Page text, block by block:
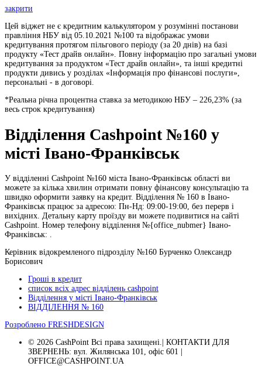
закрити
Цей віджет не є кредитним калькулятором у розумінні постанови
правління НБУ від 05.10.2021 №100 та відображає умови
кредитування протягом пільгового періоду (за 20 днів) на базі
продукту «Тест драйв онлайн». Повну інформацію про загальні умови
кредитування за продуктом «Тест драйв онлайн», та інші кредитні
продукти дивись у розділах «Інформація про фінансові послуги»,
персональні - в договорі.
*Реальна річна процентна ставка за методикою НБУ – 226,23% (за
весь строк кредитування)
Відділення Cashpoint №160 у
місті Івано-Франківськ
У відділенні Cashpoint №160 міста Івано-Франківськ області ви
можете за кілька хвилин отримати повну фінансову консультацію та
швидко оформити заявку на кредит. Відділення № 160 в Івано-
Франківськ працює за адресою: Пн-Нд: 09:00-19:00, без перерв і
вихідних. Детальну карту проїзду ви можете подивитися на сайті
Cashpoint. Номер телефону відділення №{office_nubmer} Івано-
Франківськ: .
Керівник відокремленого підрозділу №160 Бурченко Олександр
Борисович
Гроші в кредит
список всіх адрес відділень cashpoint
Відділення у місті Івано-Франківськ
ВІДДІЛЕННЯ № 160
Розроблено FRESHDESIGN
© 2026 CashPoint Всі права захищені.| КОНТАКТИ ДЛЯ
ЗВЕРНЕНЬ: вул. Жилянська 101, офіс 601 |
OFFICE@CASHPOINT.UA